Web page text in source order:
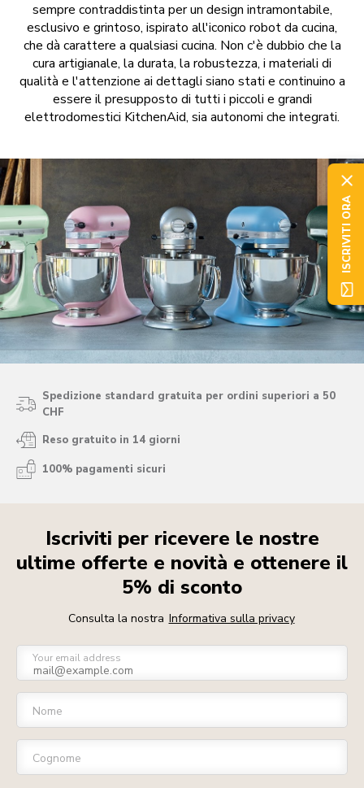
sempre contraddistinta per un design intramontabile,
esclusivo e grintoso, ispirato all'iconico robot da cucina,
che dà carattere a qualsiasi cucina. Non c'è dubbio che la
cura artigianale, la durata, la robustezza, i materiali di
qualità e l'attenzione ai dettagli siano stati e continuino a
essere il presupposto di tutti i piccoli e grandi
elettrodomestici KitchenAid, sia autonomi che integrati.
Spedizione standard gratuita per ordini superiori a 50
CHF
Reso gratuito in 14 giorni
100% pagamenti sicuri
Iscriviti per ricevere le nostre
ultime offerte e novità e ottenere il
5% di sconto
Consulta la nostra Informativa sulla privacy
Your email address
Nome
Cognome
ISCRIVITI ORA